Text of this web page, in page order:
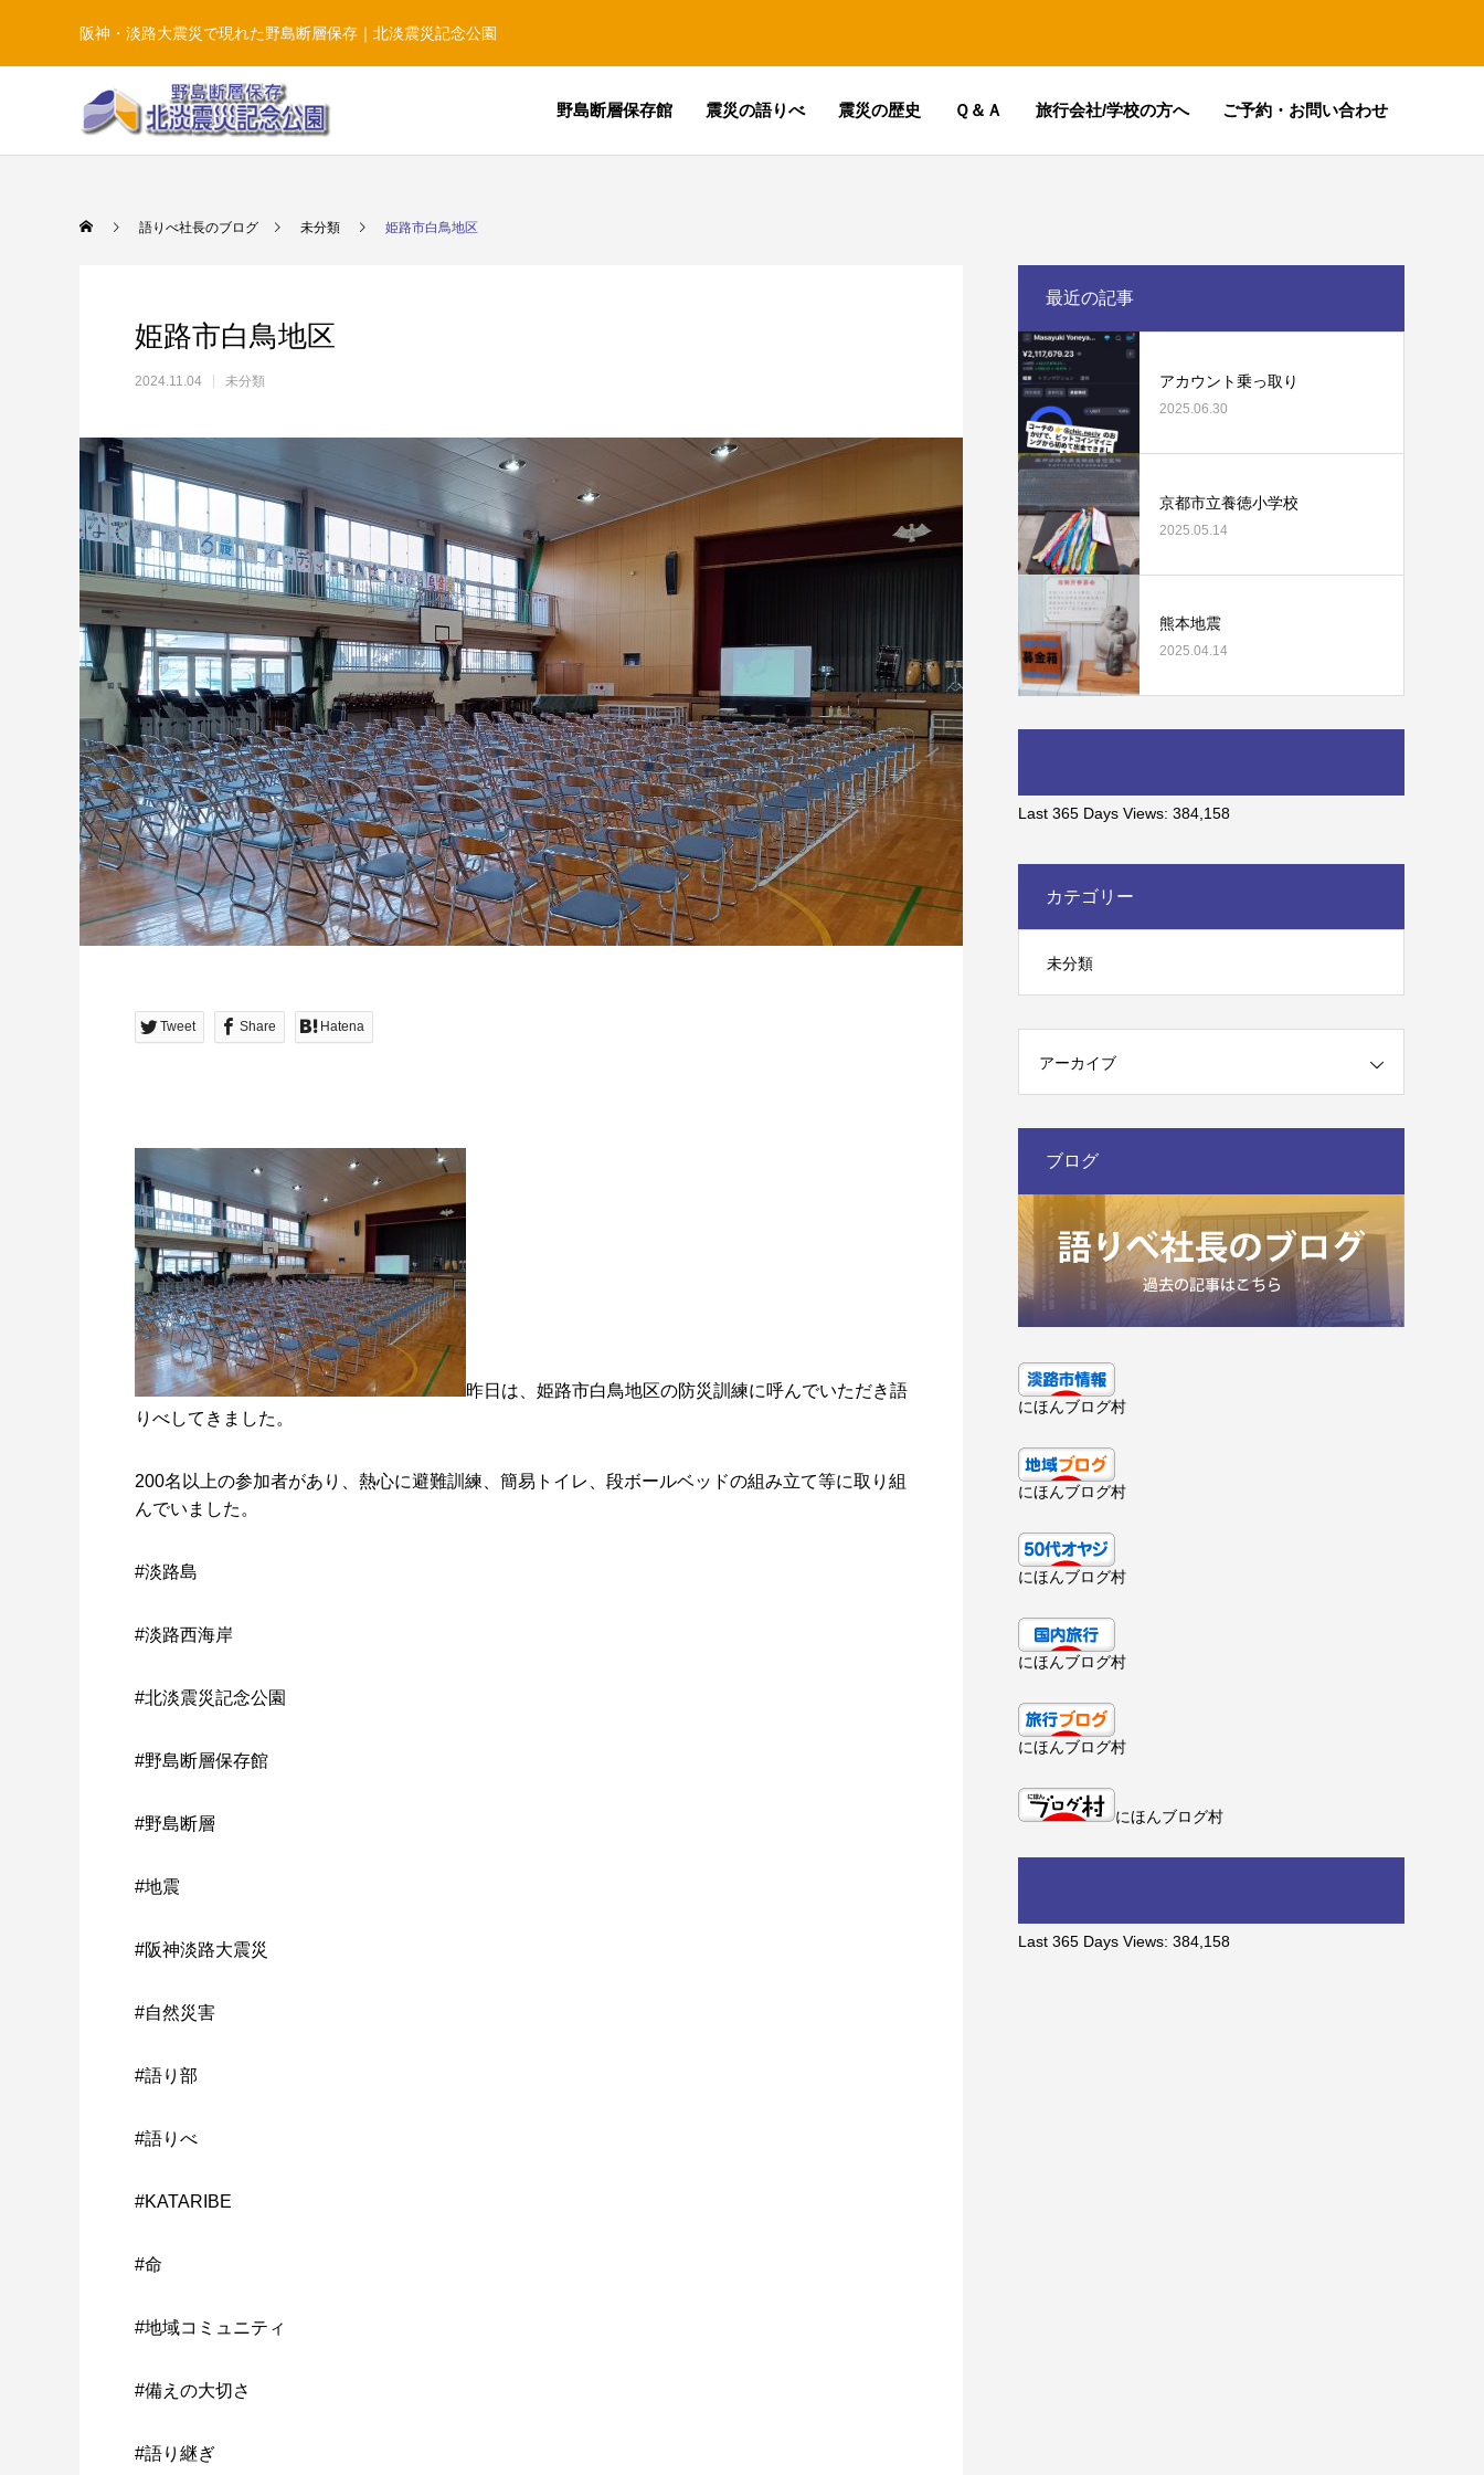
阪神・淡路大震災で現れた野島断層保存｜北淡震災記念公園
野島断層保存館 震災の語りべ 震災の歴史 Ｑ＆Ａ 旅行会社/学校の方へ ご予約・お問い合わせ
語りべ社長のブログ 未分類 姫路市白鳥地区
姫路市白鳥地区
2024.11.04 未分類
Tweet Share Hatena
昨日は、姫路市白鳥地区の防災訓練に呼んでいただき語
りべしてきました。
200名以上の参加者があり、熱心に避難訓練、簡易トイレ、段ボールベッドの組み立て等に取り組
んでいました。
#淡路島
#淡路西海岸
#北淡震災記念公園
#野島断層保存館
#野島断層
#地震
#阪神淡路大震災
#自然災害
#語り部
#語りべ
#KATARIBE
#命
#地域コミュニティ
#備えの大切さ
#語り継ぎ
最近の記事
アカウント乗っ取り
2025.06.30
京都市立養徳小学校
2025.05.14
熊本地震
2025.04.14
Last 365 Days Views: 384,158
カテゴリー
未分類
アーカイブ
ブログ
にほんブログ村
にほんブログ村
にほんブログ村
にほんブログ村
にほんブログ村
にほんブログ村
Last 365 Days Views: 384,158